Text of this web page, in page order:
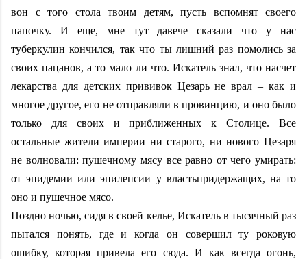
вон с того стола твоим детям, пусть вспомнят своего
папочку. И еще, мне тут давече сказали что у нас
туберкулин кончился, так что ты лишний раз помолись за
своих пацанов, а то мало ли что. Искатель знал, что насчет
лекарства для детских прививок Цезарь не врал – как и
многое другое, его не отправляли в провинцию, и оно было
только для своих и приближенных к Столице. Все
остальные жители империи ни старого, ни нового Цезаря
не волновали: пушечному мясу все равно от чего умирать:
от эпидемии или эпилепсии у властьпридержащих, на то
оно и пушечное мясо.
Поздно ночью, сидя в своей келье, Искатель в тысячный раз
пытался понять, где и когда он совершил ту роковую
ошибку, которая привела его сюда. И как всегда огонь,